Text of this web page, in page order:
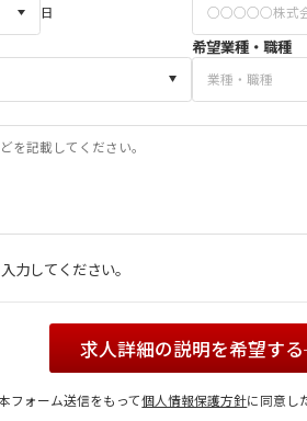
日
希望業種・職種
力してください。
求人詳細の説明を希望する
フォーム送信をもって個人情報保護方針に同意し